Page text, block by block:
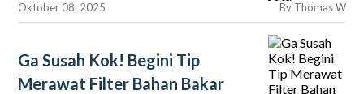
Oktober 08, 2025 By Thomas W
Ga Susah Kok! Begini Tip
Merawat Filter Bahan Bakar